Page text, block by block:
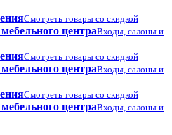
Смотреть товары со скидкой
центраВходы, салоны и
Смотреть товары со скидкой
центраВходы, салоны и
Смотреть товары со скидкой
центраВходы, салоны и